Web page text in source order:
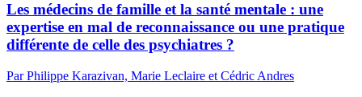
Les médecins de famille et la santé mentale : une
expertise en mal de reconnaissance ou une pratique
différente de celle des psychiatres ?
Par Philippe Karazivan, Marie Leclaire et Cédric Andres